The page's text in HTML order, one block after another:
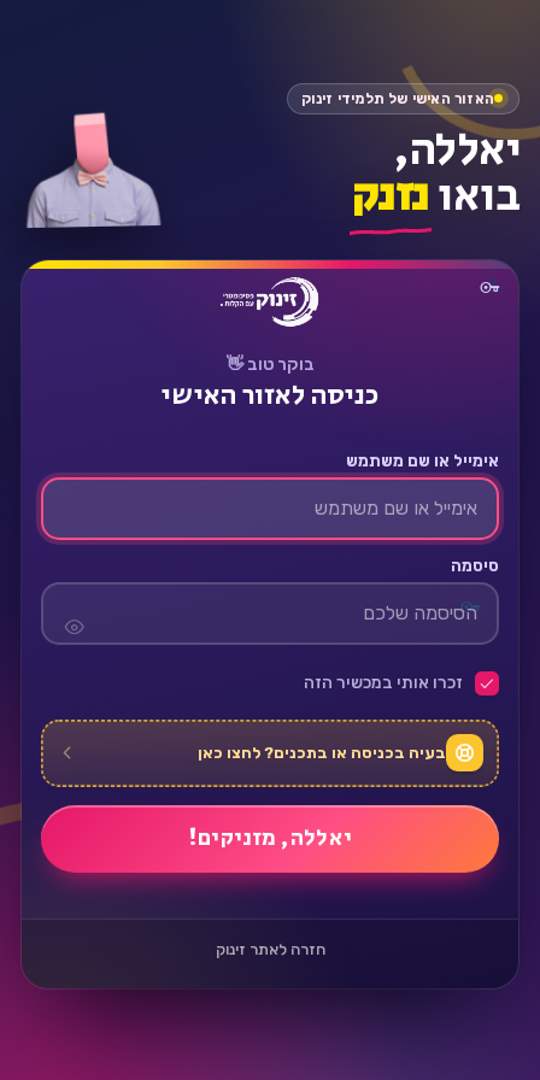
בוקר טוב 👋
כניסה לאזור האישי
אימייל או שם משתמש
סיסמה
זכרו אותי במכשיר הזה
בעיה בכניסה או בתכנים? לחצו כאן
חזרה לאתר זינוק
האזור האישי של תלמידי זינוק
יאללה,
בואונזנק